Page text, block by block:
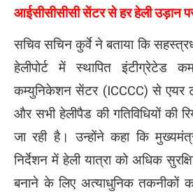
आईसीसीसीसी सेंटर से हर हेली उड़ान
सचिव सचिन कुर्वे ने बताया कि
हेलीपोर्ट में स्थापित इंटीग्रेटेड
कम्युनिकेशन सेंटर (ICCCC) से एयर
और सभी हेलीपैड की गतिविधियों की
जा रही है। उन्होंने कहा कि
निर्देशन में हेली यात्रा को अधिक
बनाने के लिए अत्याधुनिक तकनीकों